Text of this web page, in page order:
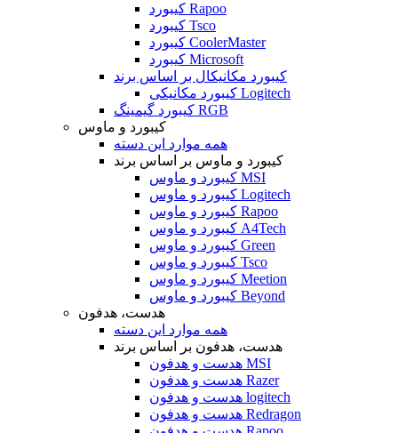
کیبورد Rapoo
کیبورد Tsco
کیبورد CoolerMaster
کیبورد Microsoft
کیبورد مکانیکال بر اساس برند
کیبورد مکانیکی Logitech
کیبورد گیمینگ RGB
کیبورد و ماوس
همه موارد این دسته
کیبورد و ماوس بر اساس برند
کیبورد و ماوس MSI
کیبورد و ماوس Logitech
کیبورد و ماوس Rapoo
کیبورد و ماوس A4Tech
کیبورد و ماوس Green
کیبورد و ماوس Tsco
کیبورد و ماوس Meetion
کیبورد و ماوس Beyond
هدست، هدفون
همه موارد این دسته
هدست، هدفون بر اساس برند
هدست و هدفون MSI
هدست و هدفون Razer
هدست و هدفون logitech
هدست و هدفون Redragon